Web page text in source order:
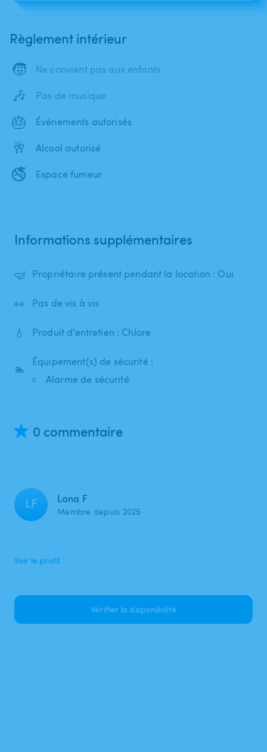
Règlement intérieur
🧒 Ne convient pas aux enfants
🎶 Pas de musique
🎂 Événements autorisés
🥂 Alcool autorisé
🚭 Espace fumeur
Informations supplémentaires
🤿 Propriétaire présent pendant la location : Oui
👀 Pas de vis à vis
💧 Produit d'entretien : Chlore
🏊
Équipement(s) de sécurité :
Alarme de sécurité
0 commentaire
LF Lana F
Membre depuis 2025
Voir le profil
Vérifier la disponibilité